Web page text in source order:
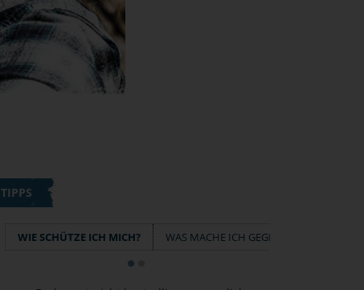
TIPPS
WIE SCHÜTZE ICH MICH? WAS MACHE ICH GEGEN FOTOS IM NETZ?